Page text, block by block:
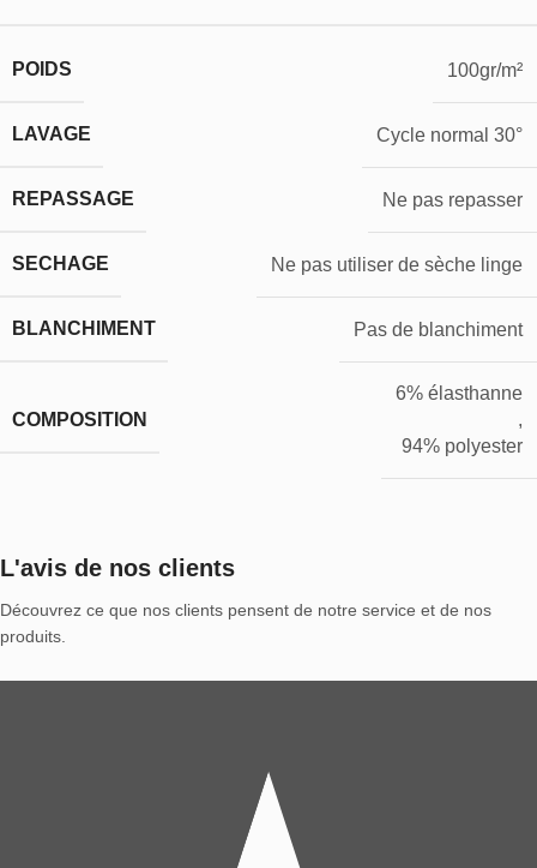
POIDS 100gr/m²
LAVAGE Cycle normal 30°
REPASSAGE Ne pas repasser
SECHAGE Ne pas utiliser de sèche linge
BLANCHIMENT Pas de blanchiment
COMPOSITION
6% élasthanne
,
94% polyester
L'avis de nos clients
Découvrez ce que nos clients pensent de notre service et de nos
produits.